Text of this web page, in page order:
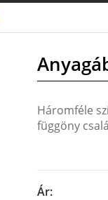
Háromféle
függöny
Ár: